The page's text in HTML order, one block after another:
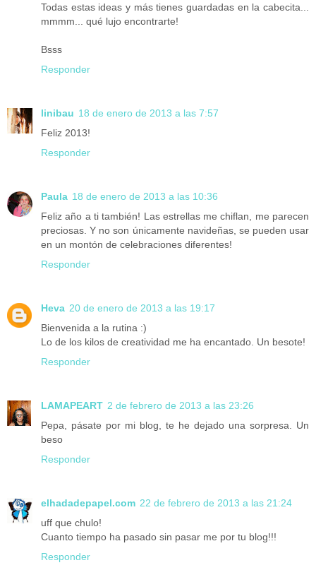
Todas estas ideas y más tienes guardadas en la cabecita...
mmmm... qué lujo encontrarte!
Bsss
Responder
linibau 18 de enero de 2013 a las 7:57
Feliz 2013!
Responder
Paula 18 de enero de 2013 a las 10:36
Feliz año a ti también! Las estrellas me chiflan, me parecen
preciosas. Y no son únicamente navideñas, se pueden usar
en un montón de celebraciones diferentes!
Responder
Heva 20 de enero de 2013 a las 19:17
Bienvenida a la rutina :)
Lo de los kilos de creatividad me ha encantado. Un besote!
Responder
LAMAPEART 2 de febrero de 2013 a las 23:26
Pepa, pásate por mi blog, te he dejado una sorpresa. Un
beso
Responder
elhadadepapel.com 22 de febrero de 2013 a las 21:24
uff que chulo!
Cuanto tiempo ha pasado sin pasar me por tu blog!!!
Responder